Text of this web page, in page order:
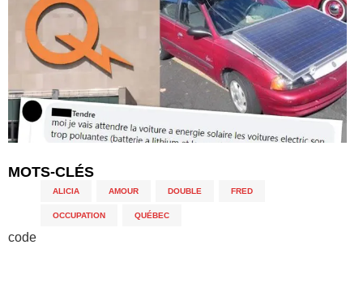
MOTS-CLÉS
ALICIA AMOUR DOUBLE FRED
OCCUPATION QUÉBEC
code